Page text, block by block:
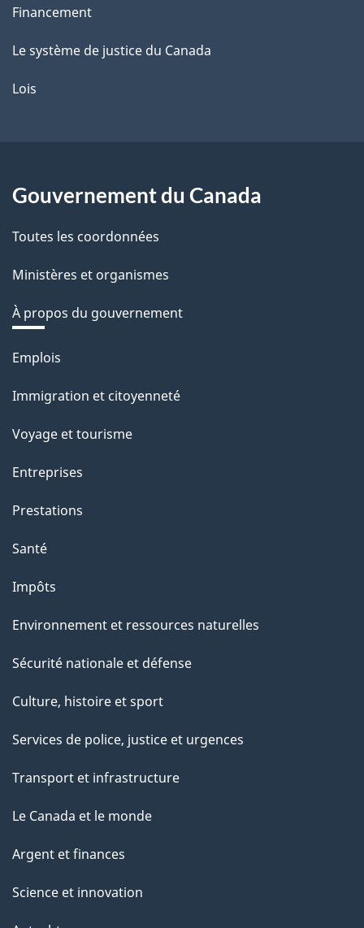
Financement
Le système de justice du Canada
Lois
Gouvernement du Canada
Toutes les coordonnées
Ministères et organismes
À propos du gouvernement
Thèmes
sujets
Emplois
Immigration et citoyenneté
Voyage et tourisme
Entreprises
Prestations
Santé
Impôts
Environnement et ressources naturelles
Sécurité nationale et défense
Culture, histoire et sport
Services de police, justice et urgences
Transport et infrastructure
Le Canada et le monde
Argent et finances
Science et innovation